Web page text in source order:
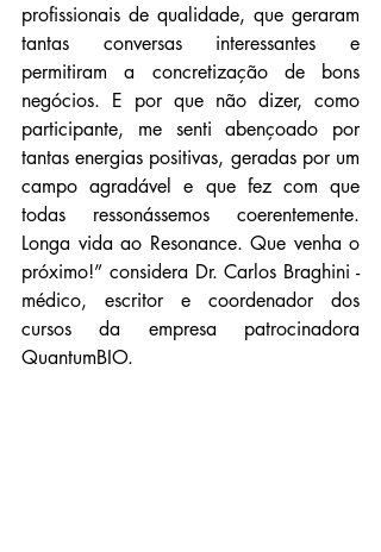
profissionais de qualidade, que geraram
tantas conversas interessantes e
permitiram a concretização de bons
negócios. E por que não dizer, como
participante, me senti abençoado por
tantas energias positivas, geradas por um
campo agradável e que fez com que
todas ressonássemos coerentemente.
Longa vida ao Resonance. Que venha o
próximo!” considera Dr. Carlos Braghini -
médico, escritor e coordenador dos
cursos da empresa patrocinadora
QuantumBIO.